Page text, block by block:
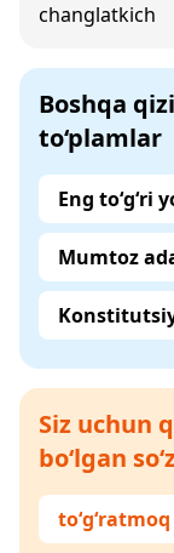
changlatkich
Boshqa
to‘plamlar
Eng to‘g‘ri
Mumtoz
Siz uchun
bo‘lgan
to‘g‘ratmoq